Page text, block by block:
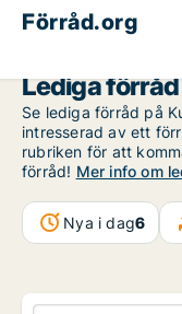
Förråd.org
Lediga
Se lediga förråd på
intresserad av ett
rubriken för att
förråd! Mer info om
Nya i dag6